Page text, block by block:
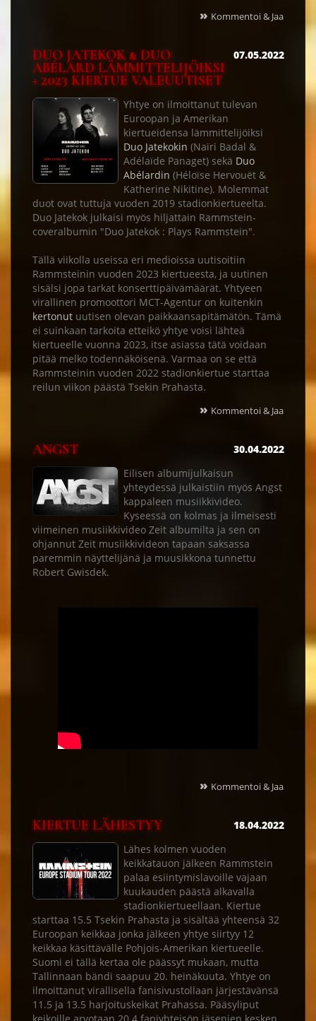
» Kommentoi & Jaa
DUO JATEKOK & DUO
ABÉLARD LÄMMITTELIJÖIKSI
+ 2023 KIERTUE VALEUUTISET
07.05.2022
Yhtye on ilmoittanut tulevan
Euroopan ja Amerikan
kiertueidensa lämmittelijöiksi
Duo Jatekokin (Naïri Badal &
Adélaïde Panaget) sekä Duo
Abélardin (Héloïse Hervouët &
Katherine Nikitine). Molemmat
duot ovat tuttuja vuoden 2019 stadionkiertueelta.
Duo Jatekok julkaisi myös hiljattain Rammstein-
coveralbumin "Duo Jatekok : Plays Rammstein".
Tällä viikolla useissa eri medioissa uutisoitiin
Rammsteinin vuoden 2023 kiertueesta, ja uutinen
sisälsi jopa tarkat konserttipäivämäärät. Yhtyeen
virallinen promoottori MCT-Agentur on kuitenkin
kertonut uutisen olevan paikkaansapitämätön. Tämä
ei suinkaan tarkoita etteikö yhtye voisi lähteä
kiertueelle vuonna 2023, itse asiassa tätä voidaan
pitää melko todennäköisenä. Varmaa on se että
Rammsteinin vuoden 2022 stadionkiertue starttaa
reilun viikon päästä Tsekin Prahasta.
» Kommentoi & Jaa
ANGST
30.04.2022
Eilisen albumijulkaisun
yhteydessä julkaistiin myös Angst
kappaleen musiikkivideo.
Kyseessä on kolmas ja ilmeisesti
viimeinen musiikkivideo Zeit albumilta ja sen on
ohjannut Zeit musiikkivideon tapaan saksassa
paremmin näyttelijänä ja muusikkona tunnettu
Robert Gwisdek.
» Kommentoi & Jaa
KIERTUE LÄHESTYY
18.04.2022
Lähes kolmen vuoden
keikkatauon jälkeen Rammstein
palaa esiintymislavoille vajaan
kuukauden päästä alkavalla
stadionkiertueellaan. Kiertue
starttaa 15.5 Tsekin Prahasta ja sisältää yhteensä 32
Euroopan keikkaa jonka jälkeen yhtye siirtyy 12
keikkaa käsittävälle Pohjois-Amerikan kiertueelle.
Suomi ei tällä kertaa ole päässyt mukaan, mutta
Tallinnaan bändi saapuu 20. heinäkuuta. Yhtye on
ilmoittanut virallisella fanisivustollaan järjestävänsä
11.5 ja 13.5 harjoituskeikat Prahassa. Pääsyliput